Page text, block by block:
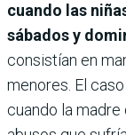
cuando las
sábados y
consistían en
menores. El
cuando la